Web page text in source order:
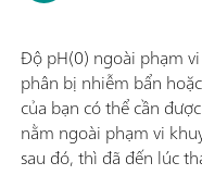
Độ pH(0) ngoài phạm
phân bị nhiễm bẩn
của bạn có thể cần
nằm ngoài phạm vi
sau đó, thì đã đến lúc